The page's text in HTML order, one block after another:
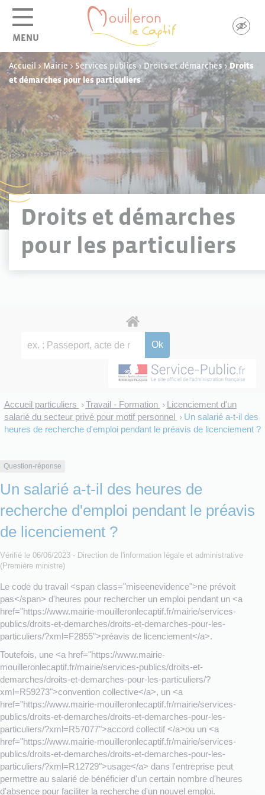
MENU
Accueil >Mairie> Services publics>Droits et démarches>Droits
et démarches pour les particuliers
Droits et démarches
pour les particuliers
Accueil particuliers > Travail - Formation > Licenciement d'un
salarié du secteur privé pour motif personnel
> Un salarié a-t-il des
heures de recherche d'emploi pendant le préavis de licenciement ?
Question-réponse
Un salarié a-t-il des heures de
recherche d'emploi pendant le préavis
de licenciement ?
Vérifié le 06/06/2023 - Direction de l'information légale et administrative
(Première ministre)
Le code du travail <span class="miseenevidence">ne prévoit
pas</span> d'heures pour rechercher un emploi pendant un <a
href="https://www.mairie-mouilleronlecaptif.fr/mairie/services-
publics/droits-et-demarches/droits-et-demarches-pour-les-
particuliers/?xml=F2855">préavis de licenciement</a>.
Toutefois, une <a href="https://www.mairie-
mouilleronlecaptif.fr/mairie/services-publics/droits-et-
demarches/droits-et-demarches-pour-les-particuliers/?
xml=R59273">convention collective</a>, un <a
href="https://www.mairie-mouilleronlecaptif.fr/mairie/services-
publics/droits-et-demarches/droits-et-demarches-pour-les-
particuliers/?xml=R57077">accord collectif </a>ou un <a
href="https://www.mairie-mouilleronlecaptif.fr/mairie/services-
publics/droits-et-demarches/droits-et-demarches-pour-les-
particuliers/?xml=R12729">usage</a> dans l'entreprise peut
permettre au salarié de bénéficier d'un certain nombre d'heures
d'absence pour faciliter la recherche d'un nouvel emploi.
Panneau de gestion des cookies